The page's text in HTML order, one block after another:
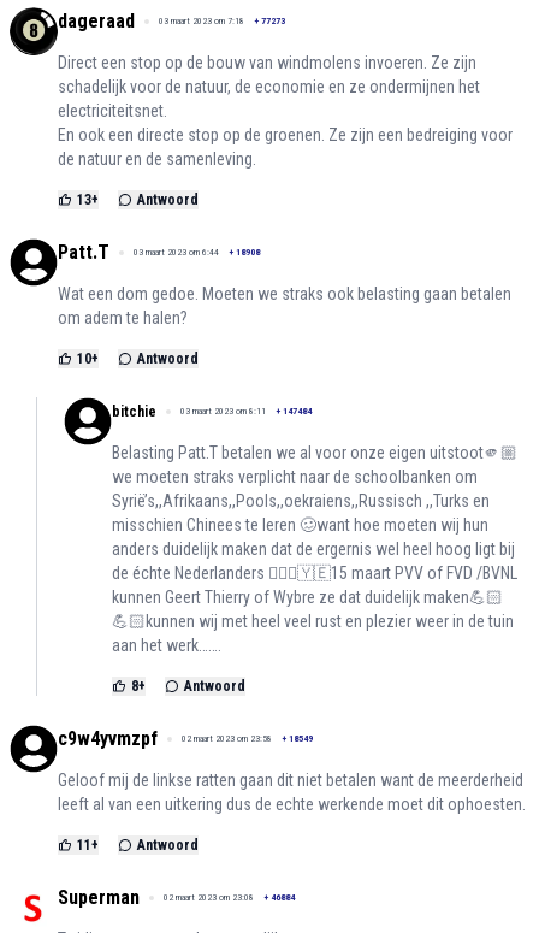
dageraad 03 maart 2023 om 7:18 + 77273
Direct een stop op de bouw van windmolens invoeren. Ze zijn
schadelijk voor de natuur, de economie en ze ondermijnen het
electriciteitsnet.
En ook een directe stop op de groenen. Ze zijn een bedreiging voor
de natuur en de samenleving.
13+ Antwoord
Patt.T 03 maart 2023 om 6:44 + 18908
Wat een dom gedoe. Moeten we straks ook belasting gaan betalen
om adem te halen?
10+ Antwoord
bitchie 03 maart 2023 om 8:11 + 147484
Belasting Patt.T betalen we al voor onze eigen uitstoot🫵🏼
we moeten straks verplicht naar de schoolbanken om
Syrië’s,,Afrikaans,,Pools,,oekraiens,,Russisch ,,Turks en
misschien Chinees te leren 🥴want hoe moeten wij hun
anders duidelijk maken dat de ergernis wel heel hoog ligt bij
de échte Nederlanders 🤦🏻‍♀️🇾🇪15 maart PVV of FVD /BVNL
kunnen Geert Thierry of Wybre ze dat duidelijk maken💪🏻
💪🏻kunnen wij met heel veel rust en plezier weer in de tuin
aan het werk…….
8+ Antwoord
c9w4yvmzpf 02 maart 2023 om 23:58 + 18549
Geloof mij de linkse ratten gaan dit niet betalen want de meerderheid
leeft al van een uitkering dus de echte werkende moet dit ophoesten.
11+ Antwoord
Superman 02 maart 2023 om 23:08 + 46884